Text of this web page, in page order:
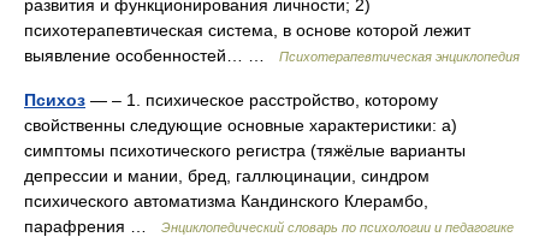
развития и функционирования личности; 2)
психотерапевтическая система, в основе которой лежит
выявление особенностей… …
Психотерапевтическая энциклопедия
Психоз — – 1. психическое расстройство, которому
свойственны следующие основные характеристики: а)
симптомы психотического регистра (тяжёлые варианты
депрессии и мании, бред, галлюцинации, синдром
психического автоматизма Кандинского Клерамбо,
парафрения …
Энциклопедический словарь по психологии и педагогике